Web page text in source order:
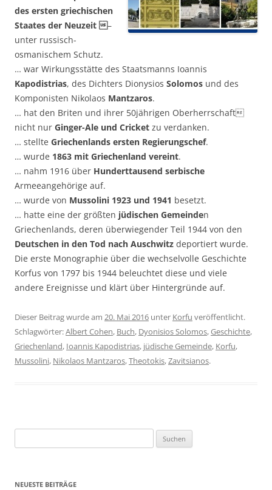
des ersten griechischen
Staates der Neuzeit –
unter russisch-
osmanischem Schutz.
… war Wirkungsstätte des Staatsmanns Ioannis
Kapodistrias, des Dichters Dionysios Solomos und des
Komponisten Nikolaos Mantzaros.
… hat den Briten und ihrer 50jährigen Oberherrschaft
nicht nur Ginger-Ale und Cricket zu verdanken.
… stellte Griechenlands ersten Regierungschef.
… wurde 1863 mit Griechenland vereint.
… nahm 1916 über Hunderttausend serbische
Armeeangehörige auf.
… wurde von Mussolini 1923 und 1941 besetzt.
… hatte eine der größten jüdischen Gemeinden
Griechenlands, deren überwiegender Teil 1944 von den
Deutschen in den Tod nach Auschwitz deportiert wurde.
Die erste Monographie über die wechselvolle Geschichte
Korfus von 1797 bis 1944 beleuchtet diese und viele
andere Ereignisse und klärt über Hintergründe auf.
Dieser Beitrag wurde am 20. Mai 2016 unter Korfu veröffentlicht.
Schlagwörter:Albert Cohen, Buch, Dyonisios Solomos,Geschichte,
Griechenland, Ioannis Kapodistrias, jüdische Gemeinde, Korfu,
Mussolini, Nikolaos Mantzaros,Theotokis,Zavitsianos.
nach:
NEUESTE BEITRÄGE